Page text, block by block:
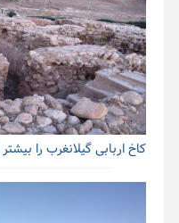
کاخ اربابی گیلانغرب را